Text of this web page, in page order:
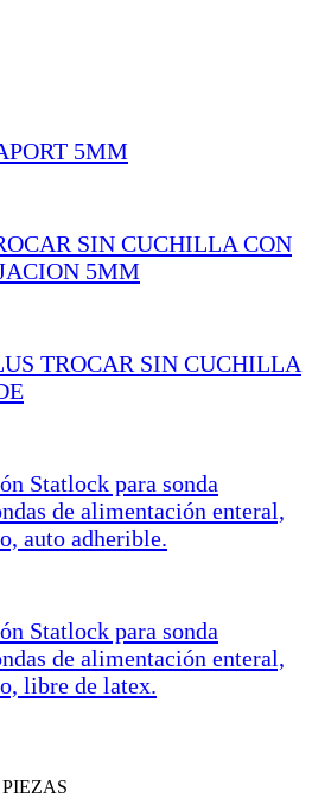
5MM
SIN CUCHILLA CON
5MM
TROCAR SIN CUCHILLA
Statlock para sonda
de alimentación enteral,
auto adherible.
Statlock para sonda
de alimentación enteral,
libre de latex.